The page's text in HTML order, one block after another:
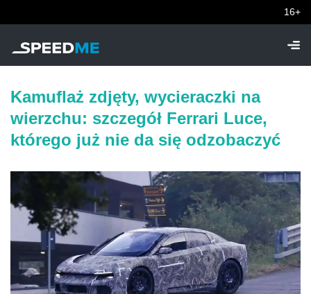
16+
Kamuflaż zdjęty, wycieraczki na
wierzchu: szczegół Ferrari Luce,
którego już nie da się odzobaczyć